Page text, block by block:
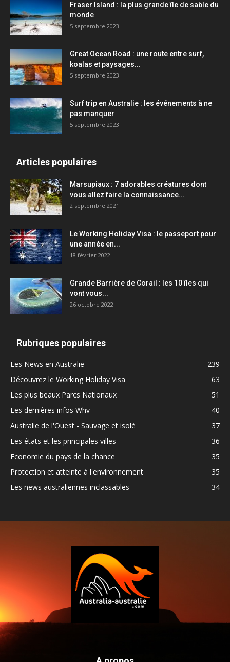
Fraser Island : la plus grande île de sable du
monde
5 septembre 2023
Great Ocean Road : une route entre surf,
koalas et paysages...
5 septembre 2023
Surf trip en Australie : les événements à ne
pas manquer
5 septembre 2023
Articles populaires
Marsupiaux : 7 adorables créatures dont
vous allez faire la connaissance...
2 septembre 2021
Le Working Holiday Visa : le passeport pour
une année en...
18 février 2022
Grande Barrière de Corail : les 10 îles qui
vont vous...
26 octobre 2022
Rubriques populaires
Les News en Australie
239
Découvrez le Working Holiday Visa
63
Les plus beaux Parcs Nationaux
51
Les dernières infos Whv
40
Australie de l'Ouest - Sauvage et isolé
37
Les états et les principales villes
36
Economie du pays de la chance
35
Protection et atteinte à l'environnement
35
Les news australiennes inclassables
34